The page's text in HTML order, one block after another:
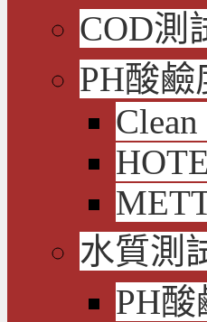
COD測
PH酸
Clean
水質測
PH